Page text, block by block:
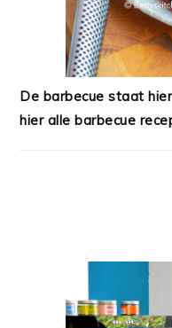
De barbecue staat
hier alle barbecue